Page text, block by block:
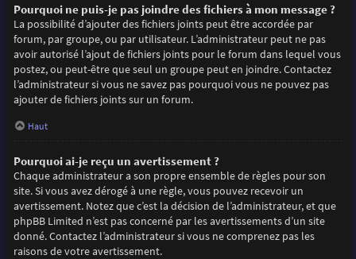
Pourquoi ne puis-je pas joindre des fichiers à mon message ?
La possibilité d’ajouter des fichiers joints peut être accordée par
forum, par groupe, ou par utilisateur. L’administrateur peut ne pas
avoir autorisé l’ajout de fichiers joints pour le forum dans lequel vous
postez, ou peut-être que seul un groupe peut en joindre. Contactez
l’administrateur si vous ne savez pas pourquoi vous ne pouvez pas
ajouter de fichiers joints sur un forum.
Haut
Pourquoi ai-je reçu un avertissement ?
Chaque administrateur a son propre ensemble de règles pour son
site. Si vous avez dérogé à une règle, vous pouvez recevoir un
avertissement. Notez que c’est la décision de l’administrateur, et que
phpBB Limited n’est pas concerné par les avertissements d’un site
donné. Contactez l’administrateur si vous ne comprenez pas les
raisons de votre avertissement.